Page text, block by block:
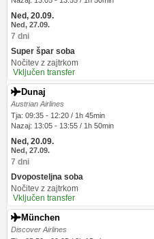
Ned, 20.09.
Ned, 27.09.
7 dni
Super špar soba
Nočitev z zajtrkom
Vključen transfer
Dunaj
Austrian Airlines
Tja: 09:35 - 12:20 / 1h 45min
Nazaj: 13:05 - 13:55 / 1h 50min
Ned, 20.09.
Ned, 27.09.
7 dni
Dvoposteljna soba
Nočitev z zajtrkom
Vključen transfer
München
Discover Airlines